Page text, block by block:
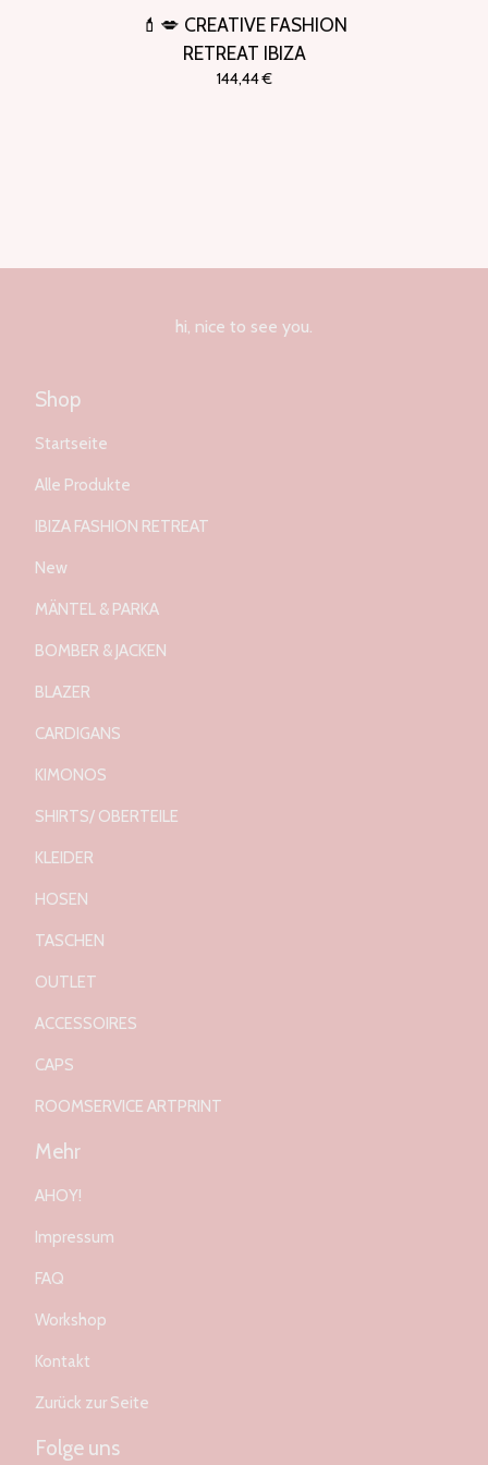
💄💋 CREATIVE FASHION
RETREAT IBIZA
144,44€
hi, nice to see you.
Shop
Startseite
Alle Produkte
IBIZA FASHION RETREAT
New
MÄNTEL & PARKA
BOMBER & JACKEN
BLAZER
CARDIGANS
KIMONOS
SHIRTS/ OBERTEILE
KLEIDER
HOSEN
TASCHEN
OUTLET
ACCESSOIRES
CAPS
ROOMSERVICE ARTPRINT
Mehr
AHOY!
Impressum
FAQ
Workshop
Kontakt
Zurück zur Seite
Folge uns